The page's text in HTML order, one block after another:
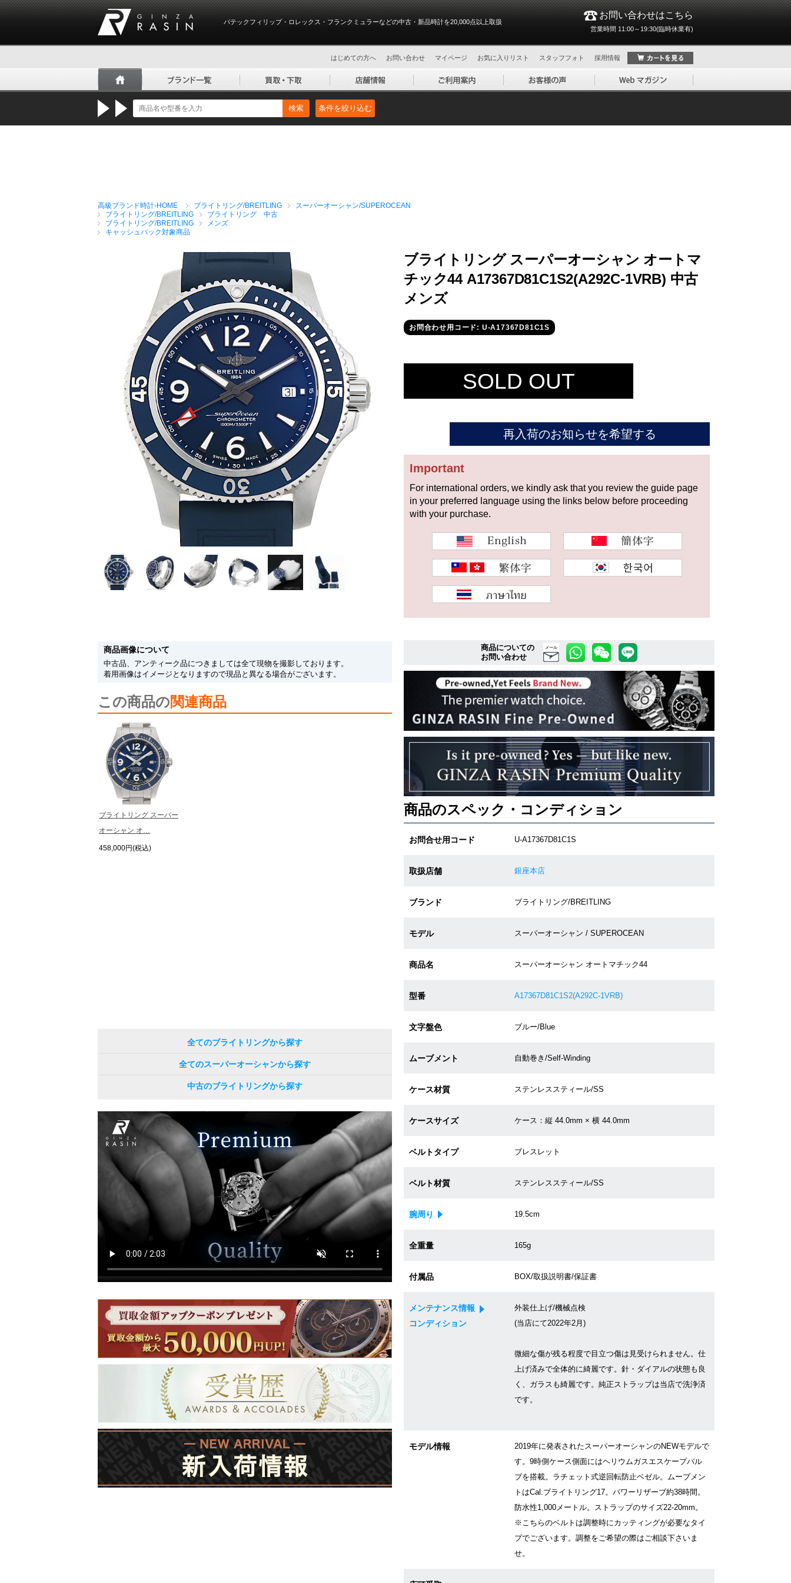
パテックフィリップ・ロレックス・フランクミュラーなどの中古・新品時計を20,000点以上取扱
お問い合わせはこちら
営業時間 11:00～19:30(臨時休業有)
はじめての方へ お問い合わせ マイページ お気に入りリスト スタッフフォト 採用情報
検索 条件を絞り込む
高級ブランド時計-HOME ブライトリング/BREITLING
スーパーオーシャン/SUPEROCEAN
ブライトリング/BREITLING
ブライトリング 中古
ブライトリング/BREITLING
メンズ
キャッシュバック対象商品
ブライトリング スーパーオーシャン オートマ
チック44 A17367D81C1S2(A292C-1VRB) 中古
メンズ
お問合わせ用コード: U-A17367D81C1S
SOLD OUT
再入荷のお知らせを希望する
Important
For international orders, we kindly ask that you review the guide page
in your preferred language using the links below before proceeding
with your purchase.
商品画像について
中古品、アンティーク品につきましては全て現物を撮影しております。
着用画像はイメージとなりますので現品と異なる場合がございます。
この商品の関連商品
ブライトリング スーパー
オーシャン オ…
458,000円(税込)
全てのブライトリングから探す
全てのスーパーオーシャンから探す
中古のブライトリングから探す
商品についての
お問い合わせ
メール
商品のスペック・コンディション
お問合せ用コード U-A17367D81C1S
取扱店舗 銀座本店
ブランド ブライトリング/BREITLING
モデル スーパーオーシャン / SUPEROCEAN
商品名 スーパーオーシャン オートマチック44
型番 A17367D81C1S2(A292C-1VRB)
文字盤色 ブルー/Blue
ムーブメント 自動巻き/Self-Winding
ケース材質 ステンレススティール/SS
ケースサイズ ケース：縦 44.0mm × 横 44.0mm
ベルトタイプ ブレスレット
ベルト材質 ステンレススティール/SS
腕周り 19.5cm
全重量 165g
付属品 BOX/取扱説明書/保証書
メンテナンス情報
コンディション
外装仕上げ/機械点検
(当店にて2022年2月)
微細な傷が残る程度で目立つ傷は見受けられません。仕
上げ済みで全体的に綺麗です。針・ダイアルの状態も良
く、ガラスも綺麗です。純正ストラップは当店で洗浄済
です。
モデル情報
2019年に発表されたスーパーオーシャンのNEWモデルで
す。9時側ケース側面にはヘリウムガスエスケープバル
ブを搭載。ラチェット式逆回転防止ベゼル。ムーブメン
トはCal.ブライトリング17。パワーリザーブ約38時間。
防水性1,000メートル。ストラップのサイズ22-20mm。
※こちらのベルトは調整時にカッティングが必要なタイ
プでございます。調整をご希望の際はご相談下さいま
せ。